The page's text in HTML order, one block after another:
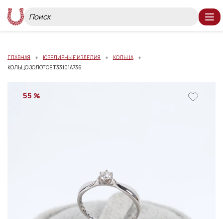
ГЛАВНАЯ ЮВЕЛИРНЫЕ ИЗДЕЛИЯ
КОЛЬЦА
КОЛЬЦО ЗОЛОТОЕ Т33101А736
55 %